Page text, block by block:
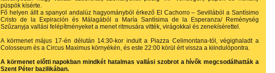
püspök kísérte.
Fő helyen állt a spanyol andalúz hagyományból érkező El Cachorro – Sevillából a Santísimo
Cristo de la Expiración és Málagából a María Santísima de la Esperanza/ Reménység
Szűzanyja vallási felépítményeket a menet ritmusára vitték, virágokkal és zene­kísérettel.
A körmenet május 17‑én délután 14:30‑kor indult a Piazza Celimontana‑tól, végighaladt a
Colosseum és a Circus Maximus környékén, és este 22:00 körül ért vissza a kiindulópontra.
A körmenet előtti napokban mindkét hatalmas vallási szobrot a hívők megcsodálhatták a
Szent Péter bazilikában.